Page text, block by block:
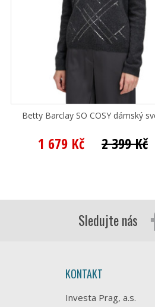
Betty Barclay SO COSY dámský
1 679 Kč 2 399 Kč
Sledujte nás
KONTAKT
Investa Prag, a.s.